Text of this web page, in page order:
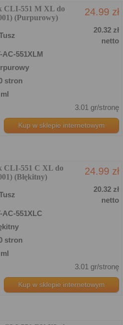
CLI-551 M XL do
(Purpurowy)
24.99 zł
20.32 zł
netto
AC-551XLM
stron
3.01 gr/stronę
Kup w sklepie internetowym
CLI-551 C XL do
(Błękitny)
24.99 zł
20.32 zł
netto
AC-551XLC
stron
3.01 gr/stronę
Kup w sklepie internetowym